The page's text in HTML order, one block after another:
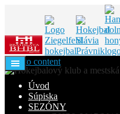
Skip to content
Úvod
Súpiska
SEZÓNY